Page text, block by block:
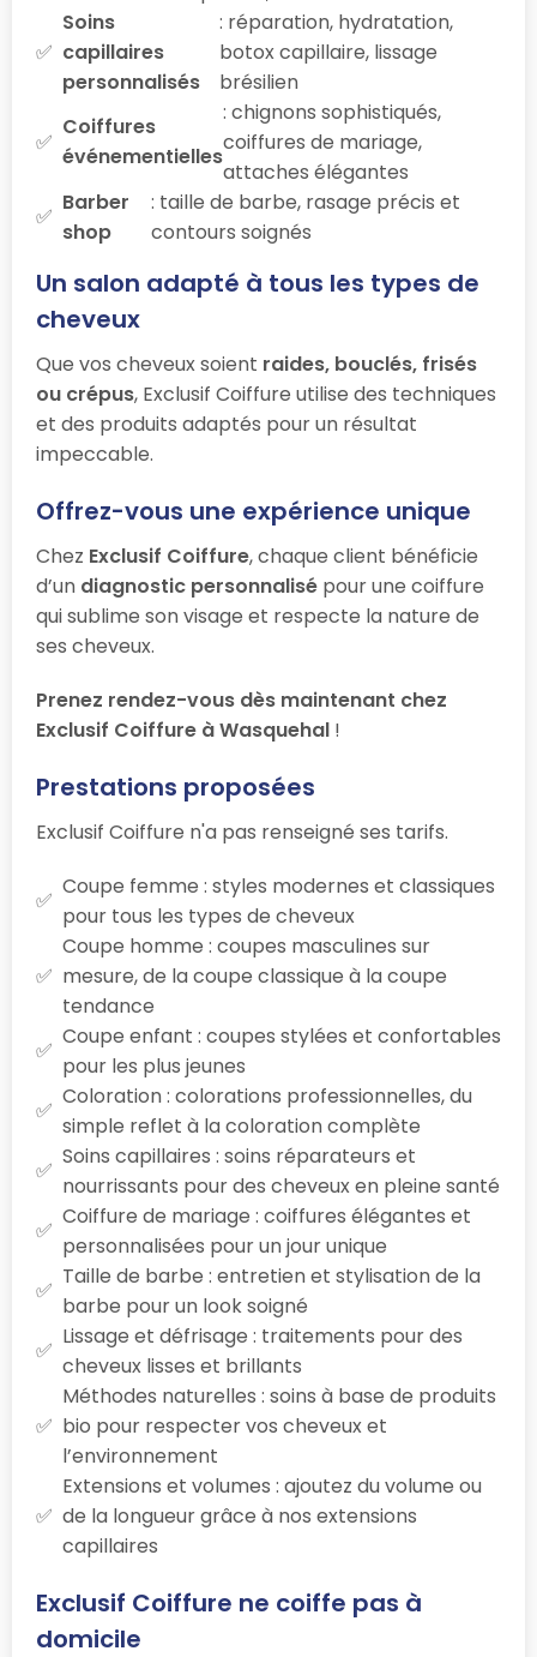
Soins
capillaires
personnalisés
: réparation, hydratation,
botox capillaire, lissage
brésilien
Coiffures
événementielles
: chignons sophistiqués,
coiffures de mariage,
attaches élégantes
Barber
shop
: taille de barbe, rasage précis et
contours soignés
Un salon adapté à tous les types de
cheveux
Que vos cheveux soient raides, bouclés, frisés
ou crépus, Exclusif Coiffure utilise des techniques
et des produits adaptés pour un résultat
impeccable.
Offrez-vous une expérience unique
Chez Exclusif Coiffure, chaque client bénéficie
d’un diagnostic personnalisé pour une coiffure
qui sublime son visage et respecte la nature de
ses cheveux.
Prenez rendez-vous dès maintenant chez
Exclusif Coiffure à Wasquehal !
Prestations proposées
Exclusif Coiffure n'a pas renseigné ses tarifs.
Coupe femme : styles modernes et classiques
pour tous les types de cheveux
Coupe homme : coupes masculines sur
mesure, de la coupe classique à la coupe
tendance
Coupe enfant : coupes stylées et confortables
pour les plus jeunes
Coloration : colorations professionnelles, du
simple reflet à la coloration complète
Soins capillaires : soins réparateurs et
nourrissants pour des cheveux en pleine santé
Coiffure de mariage : coiffures élégantes et
personnalisées pour un jour unique
Taille de barbe : entretien et stylisation de la
barbe pour un look soigné
Lissage et défrisage : traitements pour des
cheveux lisses et brillants
Méthodes naturelles : soins à base de produits
bio pour respecter vos cheveux et
l’environnement
Extensions et volumes : ajoutez du volume ou
de la longueur grâce à nos extensions
capillaires
Exclusif Coiffure ne coiffe pas à
domicile